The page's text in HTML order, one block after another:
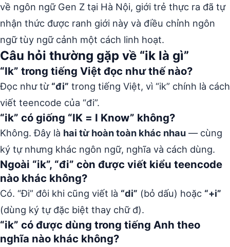
về ngôn ngữ Gen Z tại Hà Nội, giới trẻ thực ra đã tự
nhận thức được ranh giới này và điều chỉnh ngôn
ngữ tùy ngữ cảnh một cách linh hoạt.
Câu hỏi thường gặp về “ik là gì”
“Ik” trong tiếng Việt đọc như thế nào?
Đọc như từ “đi” trong tiếng Việt, vì “ik” chính là cách
viết teencode của “đi”.
“ik” có giống “IK = I Know” không?
Không. Đây là hai từ hoàn toàn khác nhau — cùng
ký tự nhưng khác ngôn ngữ, nghĩa và cách dùng.
Ngoài “ik”, “đi” còn được viết kiểu teencode
nào khác không?
Có. “Đi” đôi khi cũng viết là “di” (bỏ dấu) hoặc “+i”
(dùng ký tự đặc biệt thay chữ đ).
“ik” có được dùng trong tiếng Anh theo
nghĩa nào khác không?